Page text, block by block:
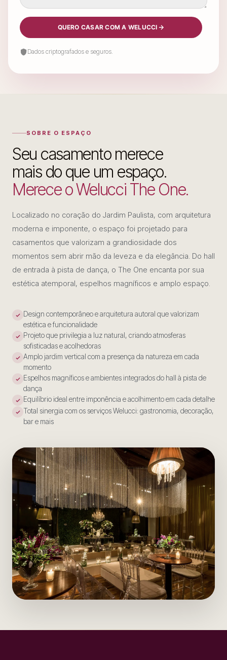
QUERO CASAR COM A WELUCCI
Dados criptografados e seguros.
SOBRE O ESPAÇO
Seu casamento merece
mais do que um espaço.
Merece o Welucci The One.
Localizado no coração do Jardim Paulista, com arquitetura
moderna e imponente, o espaço foi projetado para
casamentos que valorizam a grandiosidade dos
momentos sem abrir mão da leveza e da elegância. Do hall
de entrada à pista de dança, o The One encanta por sua
estética atemporal, espelhos magníficos e amplo espaço.
Design contemporâneo e arquitetura autoral que valorizam
estética e funcionalidade
Projeto que privilegia a luz natural, criando atmosferas
sofisticadas e acolhedoras
Amplo jardim vertical com a presença da natureza em cada
momento
Espelhos magníficos e ambientes integrados do hall à pista de
dança
Equilíbrio ideal entre imponência e acolhimento em cada detalhe
Total sinergia com os serviços Welucci: gastronomia, decoração,
bar e mais